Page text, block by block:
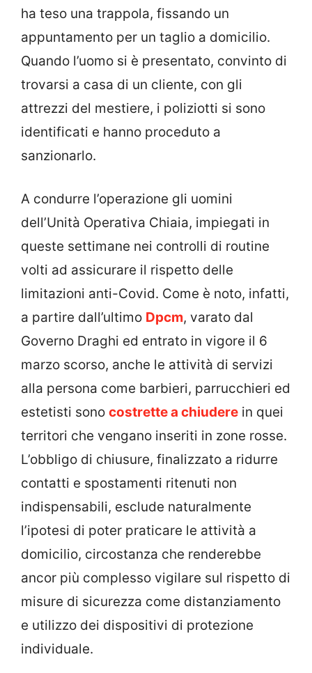
ha teso una trappola, fissando un
appuntamento per un taglio a domicilio.
Quando l’uomo si è presentato, convinto di
trovarsi a casa di un cliente, con gli
attrezzi del mestiere, i poliziotti si sono
identificati e hanno proceduto a
sanzionarlo.
A condurre l’operazione gli uomini
dell’Unità Operativa Chiaia, impiegati in
queste settimane nei controlli di routine
volti ad assicurare il rispetto delle
limitazioni anti-Covid. Come è noto, infatti,
a partire dall’ultimo Dpcm, varato dal
Governo Draghi ed entrato in vigore il 6
marzo scorso, anche le attività di servizi
alla persona come barbieri, parrucchieri ed
estetisti sono costrette a chiudere in quei
territori che vengano inseriti in zone rosse.
L’obbligo di chiusure, finalizzato a ridurre
contatti e spostamenti ritenuti non
indispensabili, esclude naturalmente
l’ipotesi di poter praticare le attività a
domicilio, circostanza che renderebbe
ancor più complesso vigilare sul rispetto di
misure di sicurezza come distanziamento
e utilizzo dei dispositivi di protezione
individuale.